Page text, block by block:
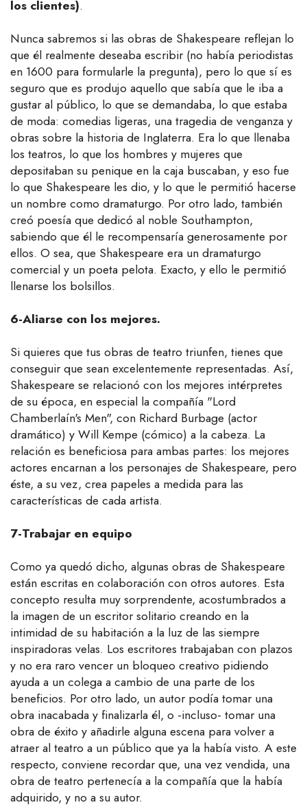
los clientes).
Nunca sabremos si las obras de Shakespeare reflejan lo
que él realmente deseaba escribir (no había periodistas
en 1600 para formularle la pregunta), pero lo que sí es
seguro que es produjo aquello que sabía que le iba a
gustar al público, lo que se demandaba, lo que estaba
de moda: comedias ligeras, una tragedia de venganza y
obras sobre la historia de Inglaterra. Era lo que llenaba
los teatros, lo que los hombres y mujeres que
depositaban su penique en la caja buscaban, y eso fue
lo que Shakespeare les dio, y lo que le permitió hacerse
un nombre como dramaturgo. Por otro lado, también
creó poesía que dedicó al noble Southampton,
sabiendo que él le recompensaría generosamente por
ellos. O sea, que Shakespeare era un dramaturgo
comercial y un poeta pelota. Exacto, y ello le permitió
llenarse los bolsillos.
6-Aliarse con los mejores.
Si quieres que tus obras de teatro triunfen, tienes que
conseguir que sean excelentemente representadas. Así,
Shakespeare se relacionó con los mejores intérpretes
de su época, en especial la compañía "Lord
Chamberlaín's Men", con Richard Burbage (actor
dramático) y Will Kempe (cómico) a la cabeza. La
relación es beneficiosa para ambas partes: los mejores
actores encarnan a los personajes de Shakespeare, pero
éste, a su vez, crea papeles a medida para las
características de cada artista.
7-Trabajar en equipo
Como ya quedó dicho, algunas obras de Shakespeare
están escritas en colaboración con otros autores. Esta
concepto resulta muy sorprendente, acostumbrados a
la imagen de un escritor solitario creando en la
intimidad de su habitación a la luz de las siempre
inspiradoras velas. Los escritores trabajaban con plazos
y no era raro vencer un bloqueo creativo pidiendo
ayuda a un colega a cambio de una parte de los
beneficios. Por otro lado, un autor podía tomar una
obra inacabada y finalizarla él, o -incluso- tomar una
obra de éxito y añadirle alguna escena para volver a
atraer al teatro a un público que ya la había visto. A este
respecto, conviene recordar que, una vez vendida, una
obra de teatro pertenecía a la compañía que la había
adquirido, y no a su autor.